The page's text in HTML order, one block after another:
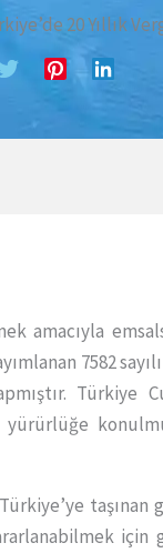
20 Yıllık
amacıyla
7582
Türkiye
yürürlüğe